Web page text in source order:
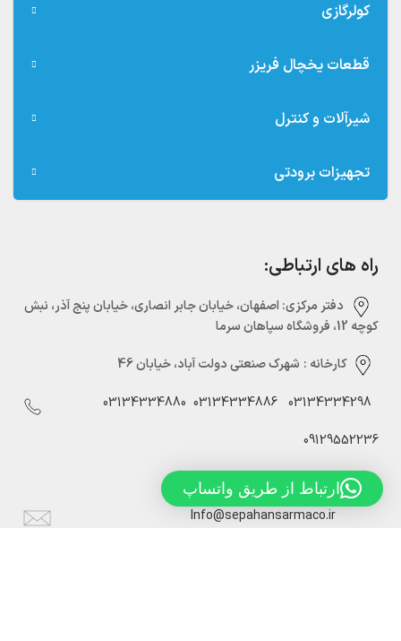
کولرگازی
قطعات یخچال فریزر
شیرآلات و کنترل
تجهیزات برودتی
راه های ارتباطی:
دفتر مرکزی:‌ اصفهان، خیابان جابر انصاری، خیابان پنج آذر، نبش
کوچه 12، فروشگاه سپاهان سرما
کارخانه : شهرک صنعتی دولت آباد، خیابان 46
03134334298
03134334886
03134334880
09129552236
Info@sepahansarmaco.ir
ارتباط از طریق واتساپ